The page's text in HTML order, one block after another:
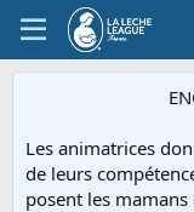
Les animatrices
de leurs
posent les